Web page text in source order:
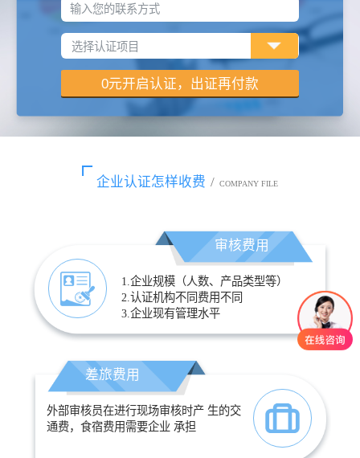
输入您的联系方式
企业认证怎样收费 / COMPANY FILE
审核费用
1.企业规模（人数、产品类型等）
2.认证机构不同费用不同
3.企业现有管理水平
差旅费用
外部审核员在进行现场审核时产 生的交
通费，食宿费用需要企业 承担